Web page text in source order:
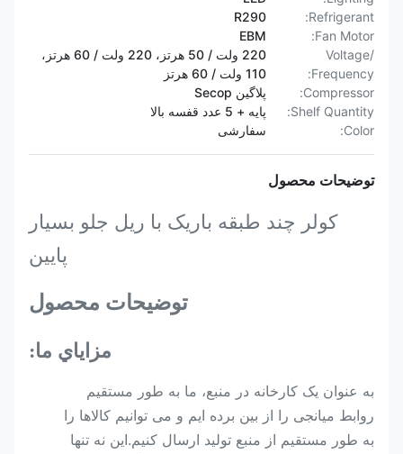
Refrigerant:
R290
Fan Motor:
EBM
Voltage/
Frequency:
220 ولت / 50 هرتز، 220 ولت / 60 هرتز،
110 ولت / 60 هرتز
Compressor:
پلاگین Secop
Shelf Quantity:
پایه + 5 عدد قفسه بالا
Color:
سفارشی
توضیحات محصول
کولر چند طبقه باریک با ریل جلو بسیار
پایین
توضیحات محصول
مزاياي ما:
به عنوان یک کارخانه در منبع، ما به طور مستقیم
روابط میانجی را از بین برده ایم و می توانیم کالاها را
به طور مستقیم از منبع تولید ارسال کنیم.این نه تنها